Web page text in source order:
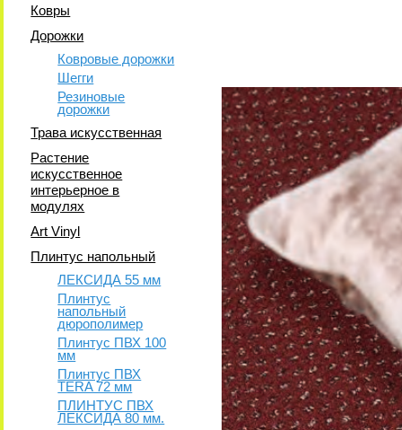
Ковры
Дорожки
Ковровые дорожки
Шегги
Резиновые
дорожки
Трава искусственная
Растение
искусственное
интерьерное в
модулях
Art Vinyl
Плинтус напольный
ЛЕКСИДА 55 мм
Плинтус
напольный
дюрополимер
Плинтус ПВХ 100
мм
Плинтус ПВХ
TERA 72 мм
ПЛИНТУС ПВХ
ЛЕКСИДА 80 мм.